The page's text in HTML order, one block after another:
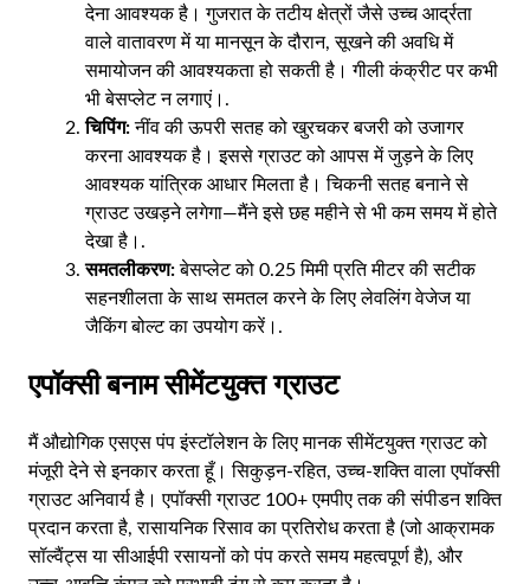
देना आवश्यक है। गुजरात के तटीय क्षेत्रों जैसे उच्च आर्द्रता
वाले वातावरण में या मानसून के दौरान, सूखने की अवधि में
समायोजन की आवश्यकता हो सकती है। गीली कंक्रीट पर कभी
भी बेसप्लेट न लगाएं।.
चिपिंग:नींव की ऊपरी सतह को खुरचकर बजरी को उजागर
करना आवश्यक है। इससे ग्राउट को आपस में जुड़ने के लिए
आवश्यक यांत्रिक आधार मिलता है। चिकनी सतह बनाने से
ग्राउट उखड़ने लगेगा—मैंने इसे छह महीने से भी कम समय में होते
देखा है।.
समतलीकरण:बेसप्लेट को 0.25 मिमी प्रति मीटर की सटीक
सहनशीलता के साथ समतल करने के लिए लेवलिंग वेजेज या
जैकिंग बोल्ट का उपयोग करें।.
एपॉक्सी बनाम सीमेंटयुक्त ग्राउट
मैं औद्योगिक एसएस पंप इंस्टॉलेशन के लिए मानक सीमेंटयुक्त ग्राउट को
मंजूरी देने से इनकार करता हूँ। सिकुड़न-रहित, उच्च-शक्ति वाला एपॉक्सी
ग्राउट अनिवार्य है। एपॉक्सी ग्राउट 100+ एमपीए तक की संपीडन शक्ति
प्रदान करता है, रासायनिक रिसाव का प्रतिरोध करता है (जो आक्रामक
सॉल्वैंट्स या सीआईपी रसायनों को पंप करते समय महत्वपूर्ण है), और